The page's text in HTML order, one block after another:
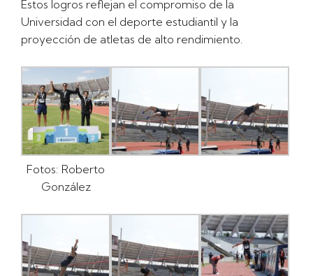
Estos logros reflejan el compromiso de la
Universidad con el deporte estudiantil y la
proyección de atletas de alto rendimiento.
Fotos: Roberto
González